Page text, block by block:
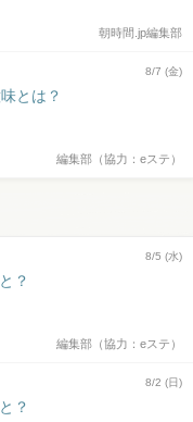
朝時間.jp編集部
8/7 (金)
とは？
編集部（協力：eステ）
8/5 (水)
？
編集部（協力：eステ）
8/2 (日)
？